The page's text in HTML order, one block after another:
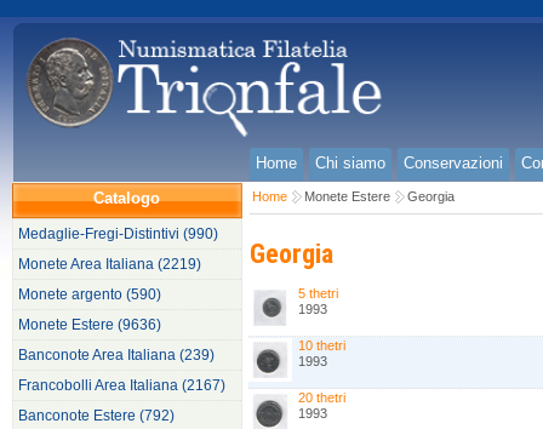
Home Chi siamo Conservazioni
Catalogo
Medaglie-Fregi-Distintivi (990)
Monete Area Italiana (2219)
Monete argento (590)
Monete Estere (9636)
Banconote Area Italiana (239)
Francobolli Area Italiana (2167)
Banconote Estere (792)
Home Monete Estere Georgia
Georgia
5 thetri
1993
10 thetri
1993
20 thetri
1993